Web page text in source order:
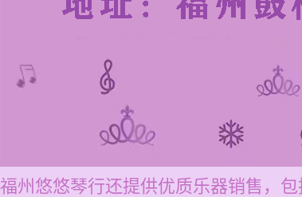
福州悠悠琴行还提供优质乐器销售，